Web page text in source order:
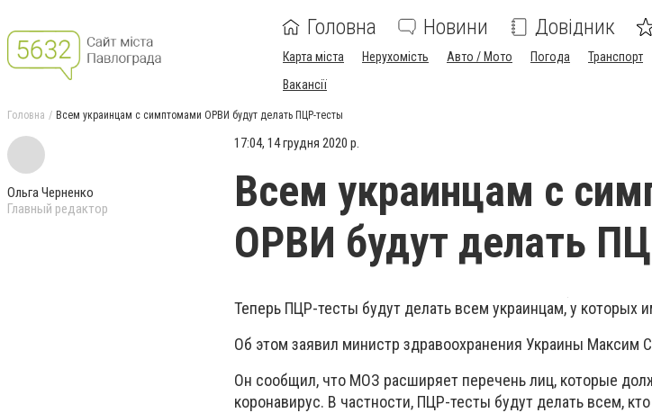
Головна Новини Довідник
Карта міста Нерухомість Авто / Мото Погода Транспорт
Вакансії
Головна Всем украинцам с симптомами ОРВИ будут делать ПЦР-тесты
Ольга Черненко
Главный редактор
17:04, 14 грудня 2020 р.
Всем украинцам с
ОРВИ будут делать
Теперь ПЦР-тесты будут делать всем украинцам, у
Об этом заявил министр здравоохранения Украины Максим
Он сообщил, что МОЗ расширяет перечень лиц, которые
коронавирус. В частности, ПЦР-тесты будут делать всем,